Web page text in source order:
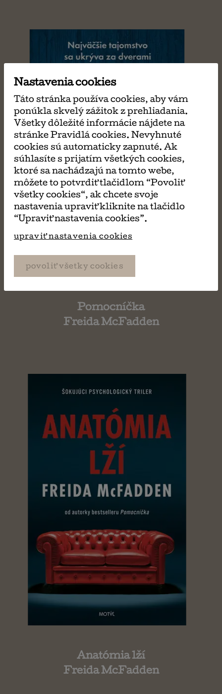
Pomocníčka
Freida McFadden
Anatómia lží
Freida McFadden
Nastavenia cookies
Táto stránka používa cookies, aby vám
ponúkla skvelý zážitok z prehliadania.
Všetky dôležité informácie nájdete na
stránke Pravidlá cookies. Nevyhnuté
cookies sú automaticky zapnuté. Ak
súhlasíte s prijatím všetkých cookies,
ktoré sa nachádzajú na tomto webe,
môžete to potvrdiť tlačidlom “Povoliť
všetky cookies“, ak chcete svoje
nastavenia upraviť kliknite na tlačidlo
“Upraviť nastavenia cookies”.
upraviť nastavenia cookies
povoliť všetky cookies